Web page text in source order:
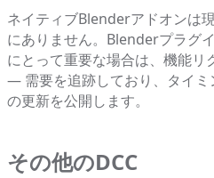
ネイティブBlenderアドオンは
にありません。Blenderプラグ
にとって重要な場合は、機能リ
— 需要を追跡しており、タイ
の更新を公開します。
その他のDCC